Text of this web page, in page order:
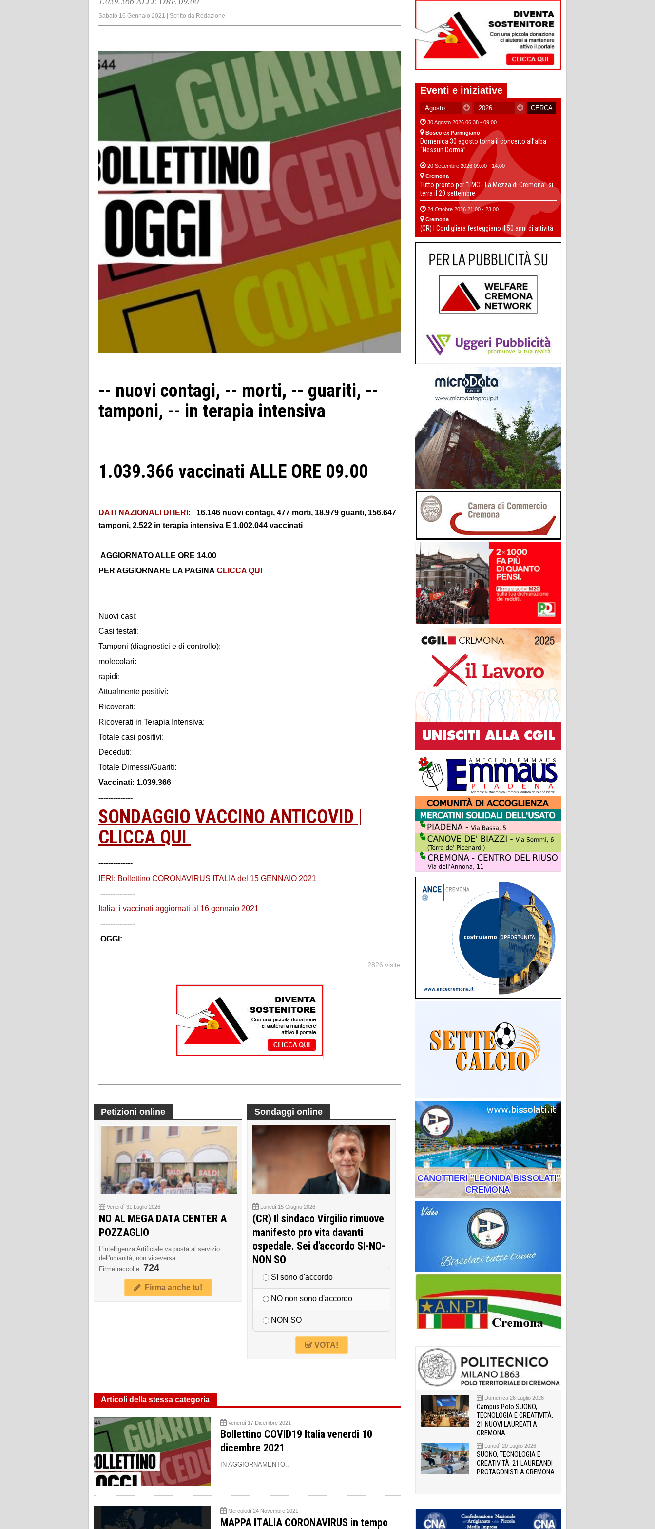
Sabato 16 Gennaio 2021 | Scritto da Redazione
-- nuovi contagi, -- morti, -- guariti, --
tamponi, -- in terapia intensiva
1.039.366 vaccinati ALLE ORE 09.00
DATI NAZIONALI DI IERI : 16.146 nuovi contagi, 477 morti, 18.979 guariti, 156.647
tamponi, 2.522 in terapia intensiva E 1.002.044 vaccinati
AGGIORNATO ALLE ORE 14.00
PER AGGIORNARE LA PAGINA CLICCA QUI
Nuovi casi:
Casi testati:
Tamponi (diagnostici e di controllo):
molecolari:
rapidi:
Attualmente positivi:
Ricoverati:
Ricoverati in Terapia Intensiva:
Totale casi positivi:
Deceduti:
Totale Dimessi/Guariti:
Vaccinati: 1.039.366
--------------
SONDAGGIO VACCINO ANTICOVID |
CLICCA QUI
--------------
IERI: Bollettino CORONAVIRUS ITALIA del 15 GENNAIO 2021
--------------
Italia, i vaccinati aggiornati al 16 gennaio 2021
--------------
OGGI:
2826 visite
Petizioni online
Venerdì 31 Luglio 2026
NO AL MEGA DATA CENTER A
POZZAGLIO
L'intelligenza Artificiale va posta al servizio
dell'umanità, non viceversa.
Firme raccolte: 724
Firma anche tu!
Sondaggi online
Lunedì 15 Giugno 2026
(CR) Il sindaco Virgilio rimuove
manifesto pro vita davanti
ospedale. Sei d'accordo SI-NO-
NON SO
SI sono d'accordo
NO non sono d'accordo
NON SO
VOTA!
Articoli della stessa categoria
Venerdì 17 Dicembre 2021
Bollettino COVID19 Italia venerdi 10
dicembre 2021
IN AGGIORNAMENTO..
Mercoledì 24 Novembre 2021
MAPPA ITALIA CORONAVIRUS in tempo
Eventi e iniziative
30 Agosto 2026 06:38 - 09:00
Bosco ex Parmigiano
Domenica 30 agosto torna il concerto all’alba
“Nessun Dorma”
20 Settembre 2026 09:00 - 14:00
Cremona
Tutto pronto per “LMC - La Mezza di Cremona” si
terra il 20 settembre
24 Ottobre 2026 21:00 - 23:00
Cremona
(CR) I Cordigliera festeggiano il 50 anni di attività
Domenica 26 Luglio 2026
Campus Polo SUONO,
TECNOLOGIA E CREATIVITÀ:
21 NUOVI LAUREATI A
CREMONA
Lunedì 20 Luglio 2026
SUONO, TECNOLOGIA E
CREATIVITÀ: 21 LAUREANDI
PROTAGONISTI A CREMONA